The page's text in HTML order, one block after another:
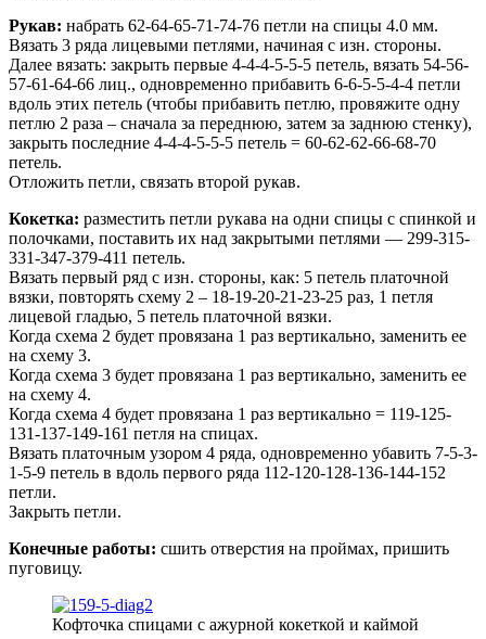
Рукав: набрать 62-64-65-71-74-76 петли на спицы 4.0 мм.
Вязать 3 ряда лицевыми петлями, начиная с изн. стороны.
Далее вязать: закрыть первые 4-4-4-5-5-5 петель, вязать 54-56-
57-61-64-66 лиц., одновременно прибавить 6-6-5-5-4-4 петли
вдоль этих петель (чтобы прибавить петлю, провяжите одну
петлю 2 раза – сначала за переднюю, затем за заднюю стенку),
закрыть последние 4-4-4-5-5-5 петель = 60-62-62-66-68-70
петель.
Отложить петли, связать второй рукав.
Кокетка: разместить петли рукава на одни спицы с спинкой и
полочками, поставить их над закрытыми петлями — 299-315-
331-347-379-411 петель.
Вязать первый ряд с изн. стороны, как: 5 петель платочной
вязки, повторять схему 2 – 18-19-20-21-23-25 раз, 1 петля
лицевой гладью, 5 петель платочной вязки.
Когда схема 2 будет провязана 1 раз вертикально, заменить ее
на схему 3.
Когда схема 3 будет провязана 1 раз вертикально, заменить ее
на схему 4.
Когда схема 4 будет провязана 1 раз вертикально = 119-125-
131-137-149-161 петля на спицах.
Вязать платочным узором 4 ряда, одновременно убавить 7-5-3-
1-5-9 петель в вдоль первого ряда 112-120-128-136-144-152
петли.
Закрыть петли.
Конечные работы: сшить отверстия на проймах, пришить
пуговицу.
Кофточка спицами с ажурной кокеткой и каймой